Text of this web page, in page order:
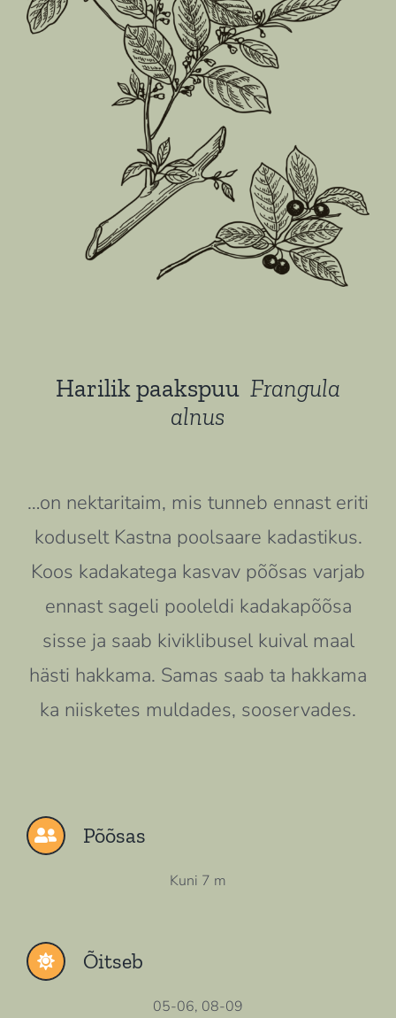
Harilik paakspuu Frangula
alnus
…on nektaritaim, mis tunneb ennast eriti
koduselt Kastna poolsaare kadastikus.
Koos kadakatega kasvav põõsas varjab
ennast sageli pooleldi kadakapõõsa
sisse ja saab kiviklibusel kuival maal
hästi hakkama. Samas saab ta hakkama
ka niisketes muldades, sooservades.
Põõsas
Kuni 7 m
Õitseb
05-06, 08-09